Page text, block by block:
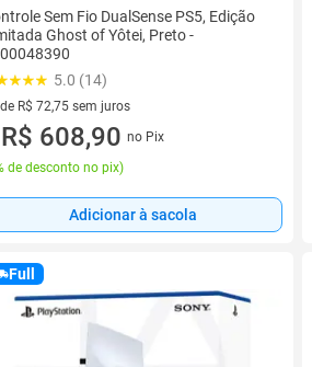
Sem Fio DualSense PS5, Edição
Ghost of Yôtei, Preto -
5.0 (14)
R$ 72,75 sem juros
de R$ 72,75 sem juros
R$ 608,90 no Pix
de desconto no pix)
Adicionar à sacola
Full